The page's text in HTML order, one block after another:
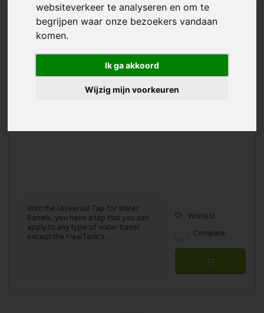
websiteverkeer te analyseren en om te
begrijpen waar onze bezoekers vandaan
komen.
Ik ga akkoord
Wijzig mijn voorkeuren
Universal valve for
Watertanks
€12,95
With the Universal Tap for Water
Barrels, you have a tap that you can
apply to any type of water barrel
except the FlexiTank's....
Wishlist
Compare